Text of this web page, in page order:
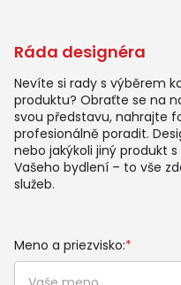
Ráda designéra
Nevíte si rady s výběrem
produktu? Obraťte se na
svou představu, nahrajte
profesionálně poradit.
nebo jakýkoli jiný produkt
Vašeho bydlení – to vše
služeb.
Meno a priezvisko:*